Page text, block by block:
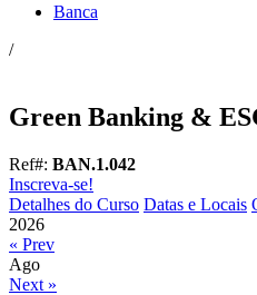
Banca
/
Green Banking &
Ref#: BAN.1.042
Inscreva-se!
Detalhes do Curso Datas e Locais
2026
« Prev
Ago
Next »